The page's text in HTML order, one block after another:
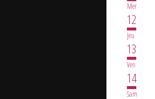
Mer
12
Jeu
13
Ven
14
Sam